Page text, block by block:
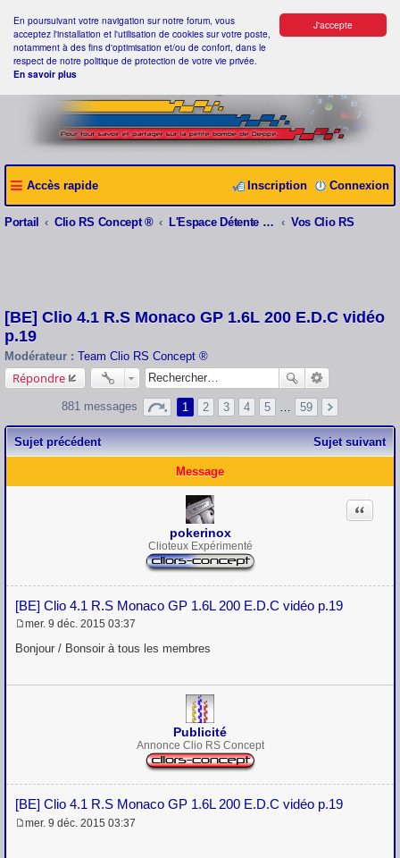
J'accepte
En poursuivant votre navigation sur notre forum, vous
acceptez l'installation et l'utilisation de cookies sur votre poste,
notamment à des fins d'optimisation et/ou de confort, dans le
respect de notre politique de protection de votre vie privée.
En savoir plus
Accès rapide Connexion
Inscription
Portail Clio RS Concept ® L'Espace Détente Clio RS Concept ® Vos Clio RS
[BE] Clio 4.1 R.S Monaco GP 1.6L 200 E.D.C vidéo
p.19
Modérateur : Team Clio RS Concept ®
Répondre
881 messages 1 2 3 4 5 59
Sujet précédent Sujet suivant
Message
pokerinox
Clioteux Expérimenté
[BE] Clio 4.1 R.S Monaco GP 1.6L 200 E.D.C vidéo p.19
Citation
e
a
mer. 9 déc. 2015 03:37
Bonjour / Bonsoir à tous les membres
Publicité
Annonce Clio RS Concept
[BE] Clio 4.1 R.S Monaco GP 1.6L 200 E.D.C vidéo p.19
mer. 9 déc. 2015 03:37